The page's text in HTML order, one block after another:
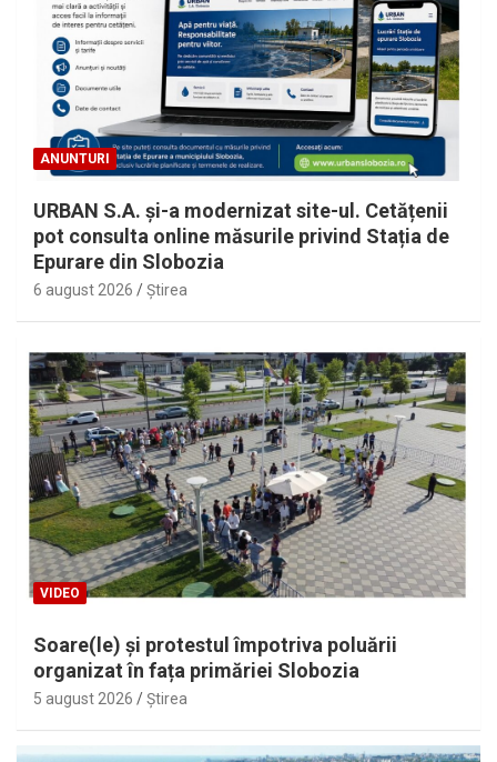
ANUNTURI
URBAN S.A. și-a modernizat site-ul. Cetățenii
pot consulta online măsurile privind Stația de
Epurare din Slobozia
6 august 2026 Ştirea
VIDEO
Soare(le) și protestul împotriva poluării
organizat în fața primăriei Slobozia
5 august 2026 Ştirea